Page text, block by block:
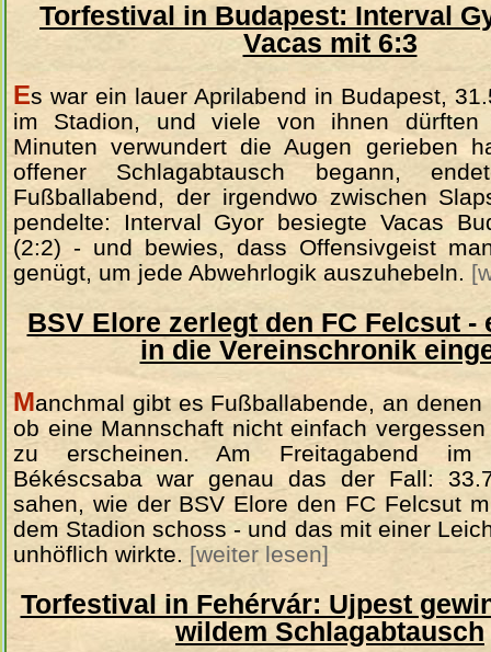
Torfestival in Budapest: Interval
Vacas mit 6:3
Es war ein lauer Aprilabend in Budapest,
im Stadion, und viele von ihnen
Minuten verwundert die Augen gerieben
offener Schlagabtausch begann,
Fußballabend, der irgendwo zwischen
pendelte: Interval Gyor besiegte Vacas
(2:2) - und bewies, dass Offensivgeist
genügt, um jede Abwehrlogik auszuhebeln.
BSV Elore zerlegt den FC Felcsut -
in die Vereinschronik
Manchmal gibt es Fußballabende, an denen
ob eine Mannschaft nicht einfach
zu erscheinen. Am Freitagabend im
Békéscsaba war genau das der Fall:
sahen, wie der BSV Elore den FC Felcsut
dem Stadion schoss - und das mit einer
unhöflich wirkte. [weiter lesen]
Torfestival in Fehérvár: Ujpest
wildem Schlagabtausch